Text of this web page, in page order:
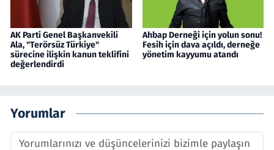
AK Parti Genel Başkanvekili
Ala, "Terörsüz Türkiye"
sürecine ilişkin kanun teklifini
değerlendirdi
Ahbap Derneği için yolun sonu!
Fesih için dava açıldı, derneğe
yönetim kayyumu atandı
Yorumlar